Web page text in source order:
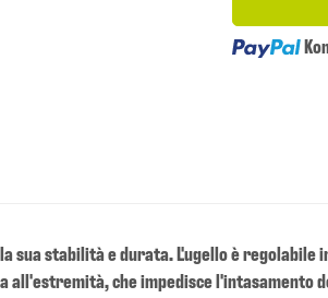
Loading...
sua stabilità e durata. L'ugello è
all'estremità, che impedisce l'intasamento